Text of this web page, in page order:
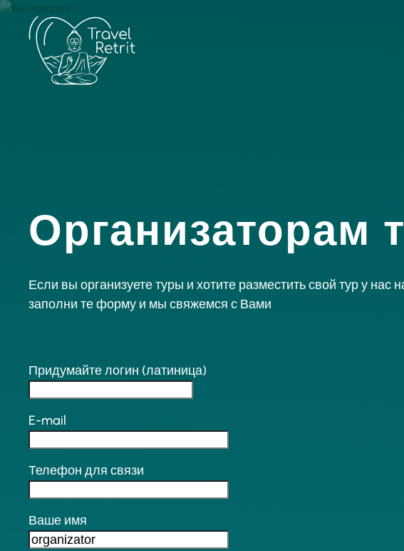
Организаторам
Если вы организуете туры и хотите разместить свой тур у нас
заполни те форму и мы свяжемся с Вами
Придумайте логин (латиница)
E-mail
Телефон для связи
Ваше имя